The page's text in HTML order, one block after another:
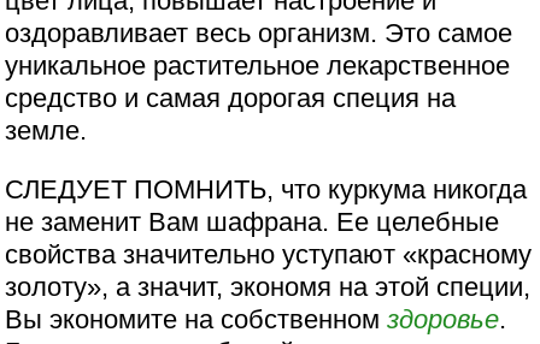
оздоравливает весь организм. Это самое
уникальное растительное лекарственное
средство и самая дорогая специя на
земле.
СЛЕДУЕТ ПОМНИТЬ, что куркума никогда
не заменит Вам шафрана. Ее целебные
свойства значительно уступают «красному
золоту», а значит, экономя на этой специи,
Вы экономите на собственномздоровье.